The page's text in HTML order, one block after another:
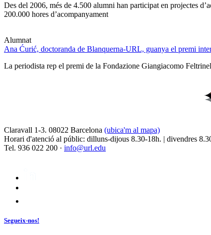
Des del 2006, més de 4.500 alumni han participat en projectes
200.000 hores d’acompanyament
Alumnat
Ana Ćurić, doctoranda de Blanquerna-URL, guanya el premi
La periodista rep el premi de la Fondazione Giangiacomo
Claravall 1-3. 08022 Barcelona (ubica'm al mapa)
Horari d'atenció al públic: dilluns-dijous 8.30-18h. | divendres
Tel. 936 022 200 · info@url.edu
Segueix-nos!